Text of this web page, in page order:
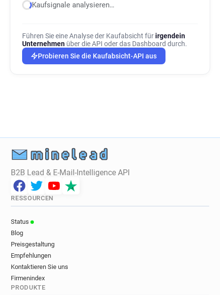
Kaufsignale analysieren…
Führen Sie eine Analyse der Kaufabsicht fürirgendein
Unternehmen über die API oder das Dashboard durch.
Probieren Sie die Kaufabsicht-API aus
B2B Lead & E-Mail-Intelligence API
RESSOURCEN
Status
Blog
Preisgestaltung
Empfehlungen
Kontaktieren Sie uns
Firmenindex
PRODUKTE